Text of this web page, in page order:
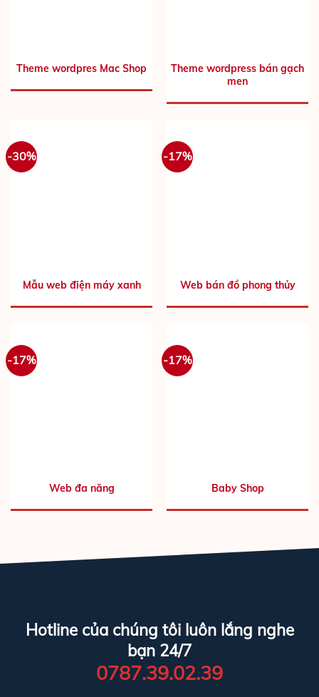
Theme wordpres Mac Shop
Theme wordpress bán gạch
men
-30%
Mẫu web điện máy xanh
-17%
Web bán đồ phong thủy
-17%
Web đa năng
-17%
Baby Shop
Hotline của chúng tôi luôn lắng nghe
bạn 24/7
0787.39.02.39